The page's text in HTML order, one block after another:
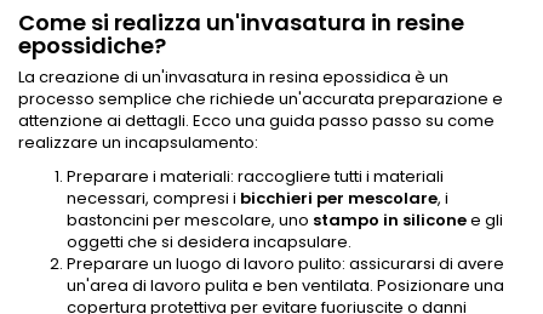
Come si realizza un'invasatura in resine
epossidiche?
La creazione di un'invasatura in resina epossidica è un
processo semplice che richiede un'accurata preparazione e
attenzione ai dettagli. Ecco una guida passo passo su come
realizzare un incapsulamento:
Preparare i materiali: raccogliere tutti i materiali
necessari, compresi i bicchieri per mescolare, i
bastoncini per mescolare, uno stampo in siliconee gli
oggetti che si desidera incapsulare.
Preparare un luogo di lavoro pulito: assicurarsi di avere
un'area di lavoro pulita e ben ventilata. Posizionare una
copertura protettiva per evitare fuoriuscite o danni